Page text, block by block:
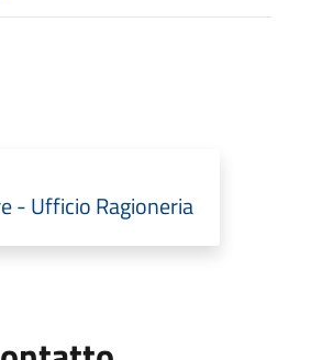
- Ufficio Ragioneria